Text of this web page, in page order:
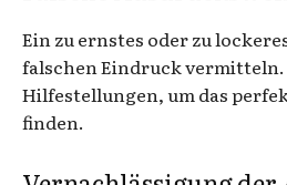
Ein zu ernstes oder zu
falschen Eindruck
Hilfestellungen, um das
finden.